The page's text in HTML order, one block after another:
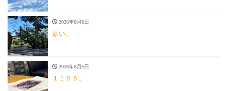
2026年8月6日
願い。
2026年8月5日
１１５５。